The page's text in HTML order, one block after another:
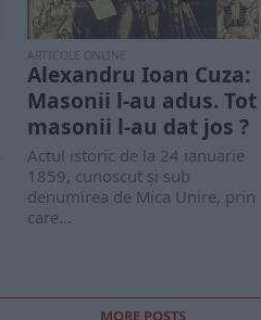
ARTICOLE ONLINE
Alexandru Ioan Cuza:
Masonii l-au adus. Tot
masonii l-au dat jos ?
Actul istoric de la 24 ianuarie
1859, cunoscut și sub
denumirea de Mica Unire, prin
care...
MORE POSTS